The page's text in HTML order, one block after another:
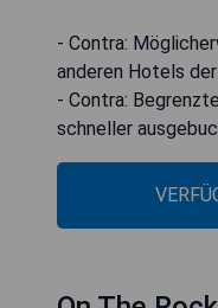
- Contra:
anderen Hotels
- Contra:
schneller